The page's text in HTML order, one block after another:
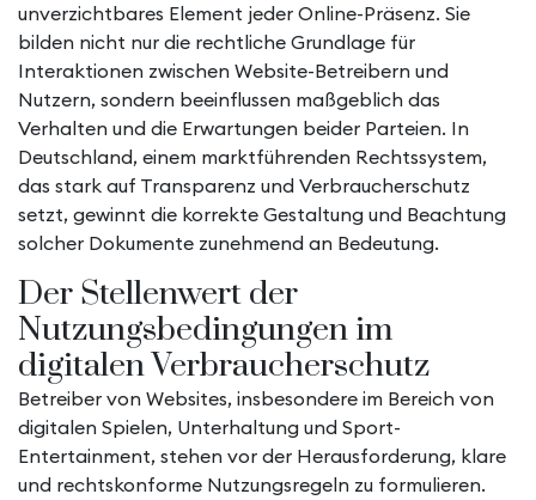
unverzichtbares Element jeder Online-Präsenz. Sie
bilden nicht nur die rechtliche Grundlage für
Interaktionen zwischen Website-Betreibern und
Nutzern, sondern beeinflussen maßgeblich das
Verhalten und die Erwartungen beider Parteien. In
Deutschland, einem marktführenden Rechtssystem,
das stark auf Transparenz und Verbraucherschutz
setzt, gewinnt die korrekte Gestaltung und Beachtung
solcher Dokumente zunehmend an Bedeutung.
Der Stellenwert der
Nutzungsbedingungen im
digitalen Verbraucherschutz
Betreiber von Websites, insbesondere im Bereich von
digitalen Spielen, Unterhaltung und Sport-
Entertainment, stehen vor der Herausforderung, klare
und rechtskonforme Nutzungsregeln zu formulieren.